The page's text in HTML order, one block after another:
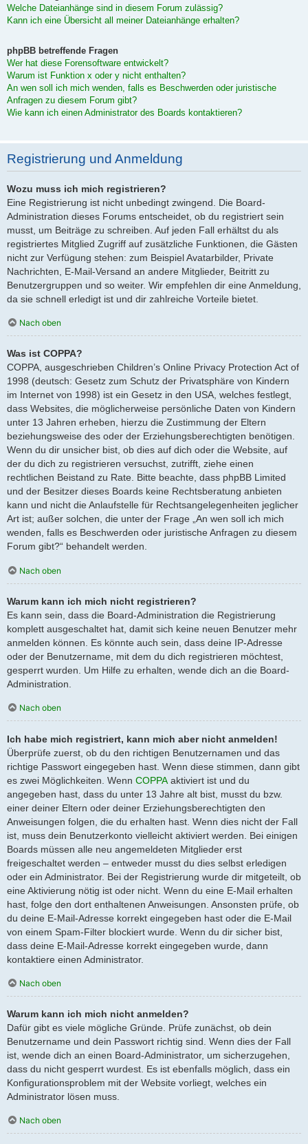
Welche Dateianhänge sind in diesem Forum zulässig?
Kann ich eine Übersicht all meiner Dateianhänge erhalten?
phpBB betreffende Fragen
Wer hat diese Forensoftware entwickelt?
Warum ist Funktion x oder y nicht enthalten?
An wen soll ich mich wenden, falls es Beschwerden oder juristische
Anfragen zu diesem Forum gibt?
Wie kann ich einen Administrator des Boards kontaktieren?
Registrierung und Anmeldung
Wozu muss ich mich registrieren?
Eine Registrierung ist nicht unbedingt zwingend. Die Board-
Administration dieses Forums entscheidet, ob du registriert sein
musst, um Beiträge zu schreiben. Auf jeden Fall erhältst du als
registriertes Mitglied Zugriff auf zusätzliche Funktionen, die Gästen
nicht zur Verfügung stehen: zum Beispiel Avatarbilder, Private
Nachrichten, E-Mail-Versand an andere Mitglieder, Beitritt zu
Benutzergruppen und so weiter. Wir empfehlen dir eine Anmeldung,
da sie schnell erledigt ist und dir zahlreiche Vorteile bietet.
Nach oben
Was ist COPPA?
COPPA, ausgeschrieben Children’s Online Privacy Protection Act of
1998 (deutsch: Gesetz zum Schutz der Privatsphäre von Kindern
im Internet von 1998) ist ein Gesetz in den USA, welches festlegt,
dass Websites, die möglicherweise persönliche Daten von Kindern
unter 13 Jahren erheben, hierzu die Zustimmung der Eltern
beziehungsweise des oder der Erziehungsberechtigten benötigen.
Wenn du dir unsicher bist, ob dies auf dich oder die Website, auf
der du dich zu registrieren versuchst, zutrifft, ziehe einen
rechtlichen Beistand zu Rate. Bitte beachte, dass phpBB Limited
und der Besitzer dieses Boards keine Rechtsberatung anbieten
kann und nicht die Anlaufstelle für Rechtsangelegenheiten jeglicher
Art ist; außer solchen, die unter der Frage „An wen soll ich mich
wenden, falls es Beschwerden oder juristische Anfragen zu diesem
Forum gibt?“ behandelt werden.
Nach oben
Warum kann ich mich nicht registrieren?
Es kann sein, dass die Board-Administration die Registrierung
komplett ausgeschaltet hat, damit sich keine neuen Benutzer mehr
anmelden können. Es könnte auch sein, dass deine IP-Adresse
oder der Benutzername, mit dem du dich registrieren möchtest,
gesperrt wurden. Um Hilfe zu erhalten, wende dich an die Board-
Administration.
Nach oben
Ich habe mich registriert, kann mich aber nicht anmelden!
Überprüfe zuerst, ob du den richtigen Benutzernamen und das
richtige Passwort eingegeben hast. Wenn diese stimmen, dann gibt
es zwei Möglichkeiten. Wenn COPPA aktiviert ist und du
angegeben hast, dass du unter 13 Jahre alt bist, musst du bzw.
einer deiner Eltern oder deiner Erziehungsberechtigten den
Anweisungen folgen, die du erhalten hast. Wenn dies nicht der Fall
ist, muss dein Benutzerkonto vielleicht aktiviert werden. Bei einigen
Boards müssen alle neu angemeldeten Mitglieder erst
freigeschaltet werden – entweder musst du dies selbst erledigen
oder ein Administrator. Bei der Registrierung wurde dir mitgeteilt, ob
eine Aktivierung nötig ist oder nicht. Wenn du eine E-Mail erhalten
hast, folge den dort enthaltenen Anweisungen. Ansonsten prüfe, ob
du deine E-Mail-Adresse korrekt eingegeben hast oder die E-Mail
von einem Spam-Filter blockiert wurde. Wenn du dir sicher bist,
dass deine E-Mail-Adresse korrekt eingegeben wurde, dann
kontaktiere einen Administrator.
Nach oben
Warum kann ich mich nicht anmelden?
Dafür gibt es viele mögliche Gründe. Prüfe zunächst, ob dein
Benutzername und dein Passwort richtig sind. Wenn dies der Fall
ist, wende dich an einen Board-Administrator, um sicherzugehen,
dass du nicht gesperrt wurdest. Es ist ebenfalls möglich, dass ein
Konfigurationsproblem mit der Website vorliegt, welches ein
Administrator lösen muss.
Nach oben